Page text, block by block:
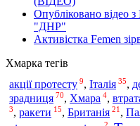
Опубліковано відео
"ДНР"
Активістка Femen
Хмарка тегів
акції протесту 9, Італія 35,
зрадниця 70, Хмара 4,
3, ракети 15, Британія 21 ,